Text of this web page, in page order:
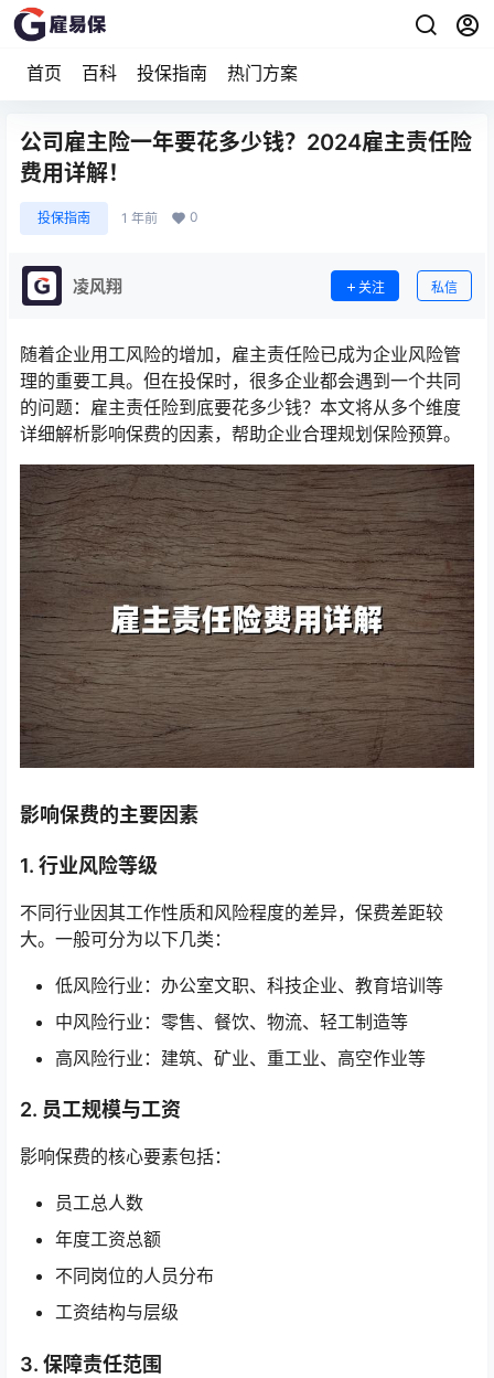
首页 百科 投保指南 热门方案
公司雇主险一年要花多少钱？2024雇主责任险
费用详解！
投保指南 1 年前 0
凌风翔 关注 私信
随着企业用工风险的增加，雇主责任险已成为企业风险管
理的重要工具。但在投保时，很多企业都会遇到一个共同
的问题：雇主责任险到底要花多少钱？本文将从多个维度
详细解析影响保费的因素，帮助企业合理规划保险预算。
影响保费的主要因素
1. 行业风险等级
不同行业因其工作性质和风险程度的差异，保费差距较
大。一般可分为以下几类：
低风险行业：办公室文职、科技企业、教育培训等
中风险行业：零售、餐饮、物流、轻工制造等
高风险行业：建筑、矿业、重工业、高空作业等
2. 员工规模与工资
影响保费的核心要素包括：
员工总人数
年度工资总额
不同岗位的人员分布
工资结构与层级
3. 保障责任范围